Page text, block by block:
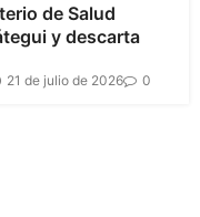
de Salud
y descarta
21 de julio de 2026 0